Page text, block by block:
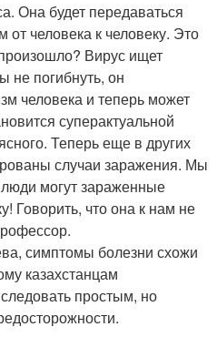
Она будет передаваться
человека к человеку. Это
Вирус ищет
погибнуть, он
человека и теперь может
суперактуальной
Теперь еще в других
случаи заражения. Мы
могут зараженные
Говорить, что она к нам не
симптомы болезни схожи
казахстанцам
простым, но